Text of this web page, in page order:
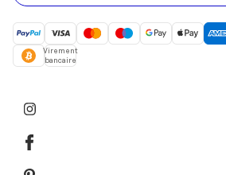
Virement
bancaire